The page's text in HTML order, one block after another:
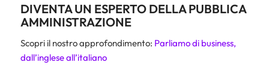
DIVENTA UN ESPERTO DELLA PUBBLICA
AMMINISTRAZIONE
Scopri il nostro approfondimento: Parliamo di business,
dall’inglese all’italiano